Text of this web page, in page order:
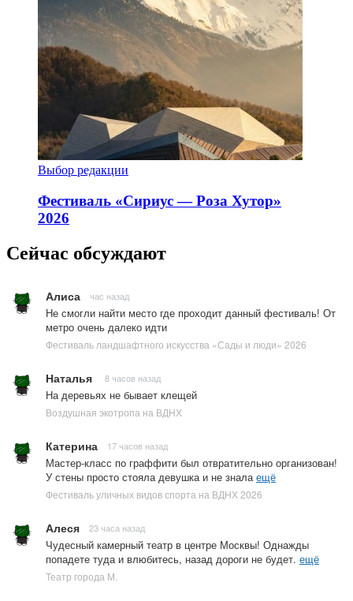
Выбор редакции
Фестиваль «Сириус — Роза Хутор»
2026
Сейчас обсуждают
Алиса час назад
Не смогли найти место где проходит данный фестиваль! От
метро очень далеко идти
Фестиваль ландшафтного искусства «Сады и люди» 2026
Наталья 8 часов назад
На деревьях не бывает клещей
Воздушная экотропа на ВДНХ
Катерина 17 часов назад
Мастер-класс по граффити был отвратительно организован!
У стены просто стояла девушка и не зналаещё
Фестиваль уличных видов спорта на ВДНХ 2026
Алеся 23 часа назад
Чудесный камерный театр в центре Москвы! Однажды
попадете туда и влюбитесь, назад дороги не будет. ещё
Театр города М.